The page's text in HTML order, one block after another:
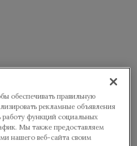
обеспечивать правильную
рекламные объявления
работу функций социальных
Мы также предоставляем
нашего веб-сайта своим